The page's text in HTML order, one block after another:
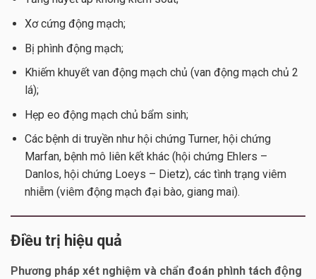
Xơ cứng động mạch;
Bị phình động mạch;
Khiếm khuyết van động mạch chủ (van động mạch chủ 2
lá);
Hẹp eo động mạch chủ bẩm sinh;
Các bệnh di truyền như hội chứng Turner, hội chứng
Marfan, bệnh mô liên kết khác (hội chứng Ehlers –
Danlos, hội chứng Loeys – Dietz), các tình trạng viêm
nhiễm (viêm động mạch đại bào, giang mai).
Điều trị hiệu quả
Phương pháp xét nghiệm và chẩn đoán phình tách động